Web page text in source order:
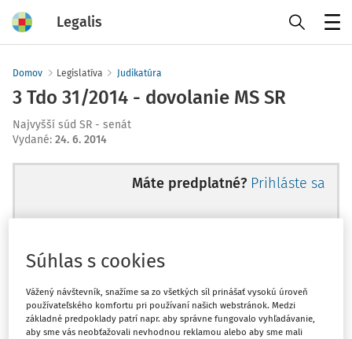
Legalis
Domov Legislatíva Judikatúra
3 Tdo 31/2014 - dovolanie MS SR
Najvyšší súd SR - senát
Vydané: 24. 6. 2014
Máte predplatné? Prihláste sa
Ups, zatiaľ ste si prečítali len
začiatok...
Súhlas s cookies
Vážený návštevník, snažíme sa zo všetkých síl prinášať vysokú úroveň
používateľského komfortu pri používaní našich webstránok. Medzi
základné predpoklady patrí napr. aby správne fungovalo vyhľadávanie,
aby sme vás neobťažovali nevhodnou reklamou alebo aby sme mali